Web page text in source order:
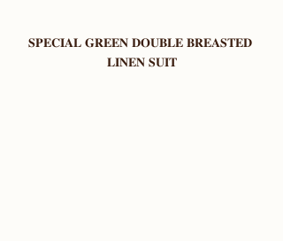
𝐒𝐏𝐄𝐂𝐈𝐀𝐋 𝐆𝐑𝐄𝐄𝐍 𝐃𝐎𝐔𝐁𝐋𝐄 𝐁𝐑𝐄𝐀𝐒𝐓𝐄𝐃
𝐋𝐈𝐍𝐄𝐍 𝐒𝐔𝐈𝐓